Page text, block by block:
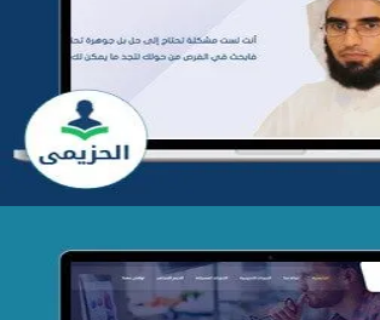
موقع المدرب ياسر الحزيمي
التفاصيل